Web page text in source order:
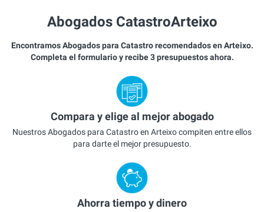
Abogados CatastroArteixo
Encontramos Abogados para Catastro recomendados en Arteixo.
Completa el formulario y recibe 3 presupuestos ahora.
Compara y elige al mejor abogado
Nuestros Abogados para Catastro en Arteixo compiten entre ellos
para darte el mejor presupuesto.
Ahorra tiempo y dinero